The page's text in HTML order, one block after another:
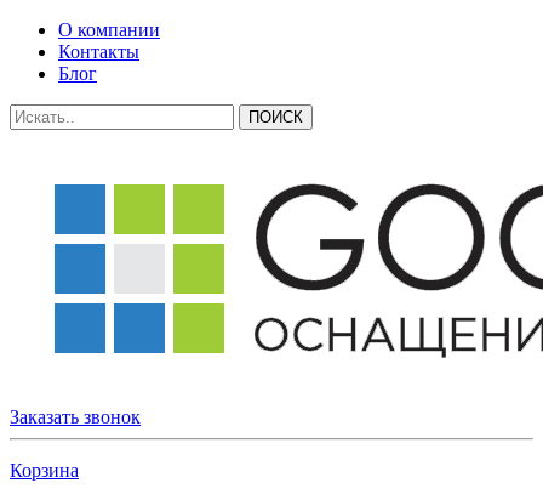
О компании
Контакты
Блог
Заказать звонок
Корзина